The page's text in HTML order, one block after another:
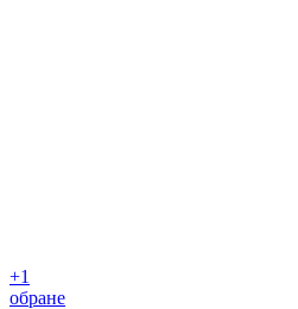
+1
обране